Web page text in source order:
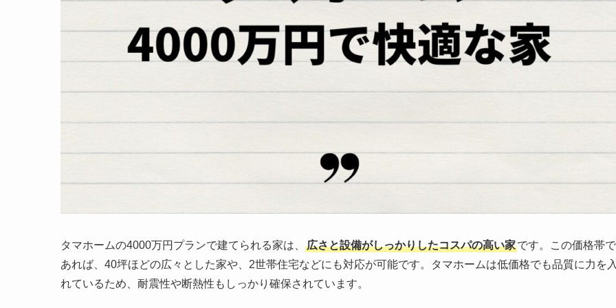
タマホームの4000万円プランで建てられる家は、 広さと設備がしっかりしたコスパの高い家です。この価格帯で
あれば、40坪ほどの広々とした家や、2世帯住宅などにも対応が可能です。タマホームは低価格でも品質に力を
れているため、耐震性や断熱性もしっかり確保されています。